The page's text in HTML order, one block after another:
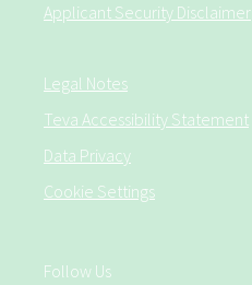
Applicant Security Disclaimer
Legal Notes
Teva Accessibility Statement
Data Privacy
Cookie Settings
Follow Us